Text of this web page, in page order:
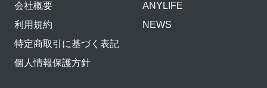
会社概要
利用規約
特定商取引に基づく表記
個人情報保護方針
ANYLIFE
NEWS